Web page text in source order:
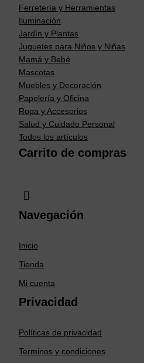
Ferretería y Herramientas
Iluminación
Jardín y Plantas
Juguetes para Niños y Niñas
Mamá y Bebé
Mascotas
Muebles y Decoración
Papelería y Oficina
Ropa y Accesorios
Salud y Cuidado Personal
Todos los artículos
Carrito de compras
Navegación
Inicio
Tienda
Mi cuenta
Privacidad
Políticas de privacidad
Terminos y condiciones